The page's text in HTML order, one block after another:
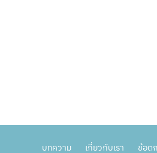
บทความ เกี่ยวกับเรา ข้อต